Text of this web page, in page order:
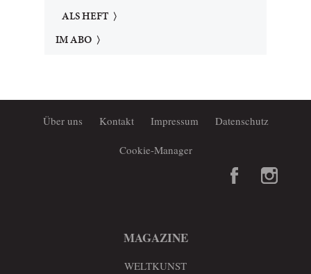
ALS HEFT
IM ABO
Über uns Kontakt Impressum Datenschutz
Cookie-Manager
MAGAZINE
WELTKUNST